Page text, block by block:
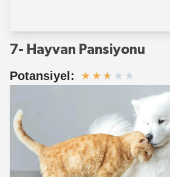
7- Hayvan Pansiyonu
Potansiyel: ★ ★ ★ ★ ★